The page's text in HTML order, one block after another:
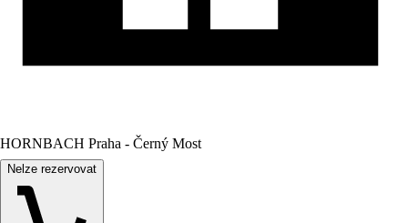
HORNBACH Praha - Černý Most
Nelze rezervovat